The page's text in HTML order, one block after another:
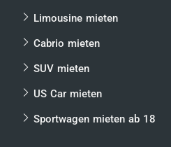
Limousine mieten
Cabrio mieten
SUV mieten
US Car mieten
Sportwagen mieten ab 18